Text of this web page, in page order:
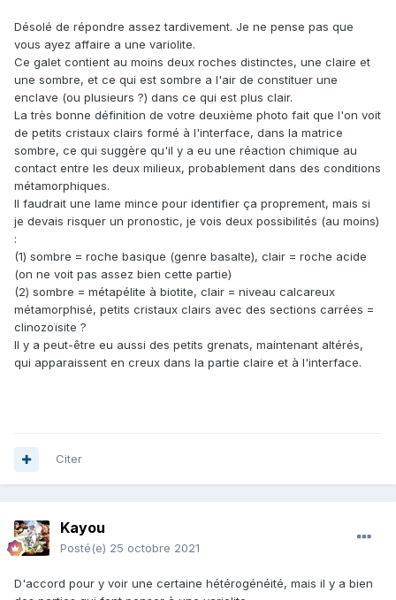
Désolé de répondre assez tardivement. Je ne pense pas que
vous ayez affaire a une variolite.
Ce galet contient au moins deux roches distinctes, une claire et
une sombre, et ce qui est sombre a l'air de constituer une
enclave (ou plusieurs ?) dans ce qui est plus clair.
La très bonne définition de votre deuxième photo fait que l'on voit
de petits cristaux clairs formé à l'interface, dans la matrice
sombre, ce qui suggère qu'il y a eu une réaction chimique au
contact entre les deux milieux, probablement dans des conditions
métamorphiques.
Il faudrait une lame mince pour identifier ça proprement, mais si
je devais risquer un pronostic, je vois deux possibilités (au moins)
:
(1) sombre = roche basique (genre basalte), clair = roche acide
(on ne voit pas assez bien cette partie)
(2) sombre = métapélite à biotite, clair = niveau calcareux
métamorphisé, petits cristaux clairs avec des sections carrées =
clinozoïsite ?
Il y a peut-être eu aussi des petits grenats, maintenant altérés,
qui apparaissent en creux dans la partie claire et à l'interface.
Citer
Kayou
Posté(e) 25 octobre 2021
D'accord pour y voir une certaine hétérogénéité, mais il y a bien